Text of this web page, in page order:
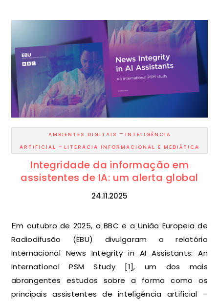
AMBIENTES DIGITAIS - INTELIGÊNCIA
ARTIFICIAL - LITERACIA INFORMACIONAL E MEDIÁTICA
Integridade da informação em
assistentes de IA: um alerta global
24.11.2025
Em outubro de 2025, a BBC e a União Europeia de
Radiodifusão (EBU) divulgaram o relatório
internacional News Integrity in AI Assistants: An
International PSM Study [1], um dos mais
abrangentes estudos sobre a forma como os
principais assistentes de inteligência artificial –